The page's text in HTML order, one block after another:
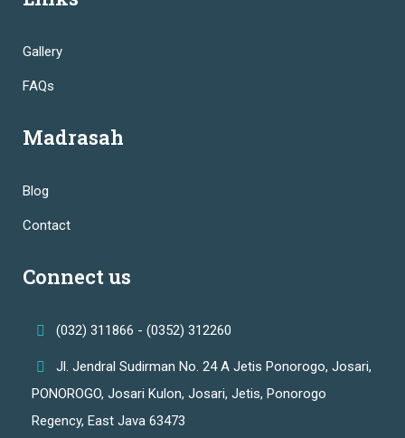
Gallery
FAQs
Madrasah
Blog
Contact
Connect us
(032) 311866 - (0352) 312260
Jl. Jendral Sudirman No. 24 A Jetis Ponorogo, Josari,
PONOROGO, Josari Kulon, Josari, Jetis, Ponorogo
Regency, East Java 63473